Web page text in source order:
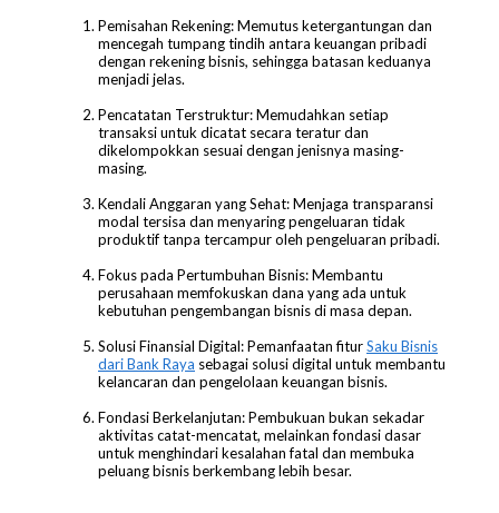
Pemisahan Rekening: Memutus ketergantungan dan
mencegah tumpang tindih antara keuangan pribadi
dengan rekening bisnis, sehingga batasan keduanya
menjadi jelas.
Pencatatan Terstruktur: Memudahkan setiap
transaksi untuk dicatat secara teratur dan
dikelompokkan sesuai dengan jenisnya masing-
masing.
Kendali Anggaran yang Sehat: Menjaga transparansi
modal tersisa dan menyaring pengeluaran tidak
produktif tanpa tercampur oleh pengeluaran pribadi.
Fokus pada Pertumbuhan Bisnis: Membantu
perusahaan memfokuskan dana yang ada untuk
kebutuhan pengembangan bisnis di masa depan.
Solusi Finansial Digital: Pemanfaatan fiturSaku Bisnis
dari Bank Raya sebagai solusi digital untuk membantu
kelancaran dan pengelolaan keuangan bisnis.
Fondasi Berkelanjutan: Pembukuan bukan sekadar
aktivitas catat-mencatat, melainkan fondasi dasar
untuk menghindari kesalahan fatal dan membuka
peluang bisnis berkembang lebih besar.